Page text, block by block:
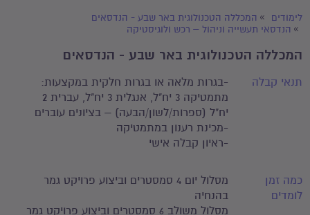
לימודים
המכללה הטכנולוגית באר שבע - הנדסאים
הנדסאי תעשייה וניהול – רכש ולוגיסטיקה
המכללה הטכנולוגית באר שבע - הנדסאים
תנאי קבלה
-בגרות מלאה או בגרות חלקית במקצעות:
מתמטיקה 3 יח"ל, אנגלית 3 יח"ל, עברית 2
יח"ל (ספרות/לשון/הבעה) – בציונים עוברים
-מכינת רענון במתמטיקה
-ראיון קבלה אישי
כמה זמן
לומדים
מסלול יום 4 סמסטרים וביצוע פרויקט גמר
בהנחיה
מסלול משולב 6 סמסטרים וביצוע פרויקט גמר